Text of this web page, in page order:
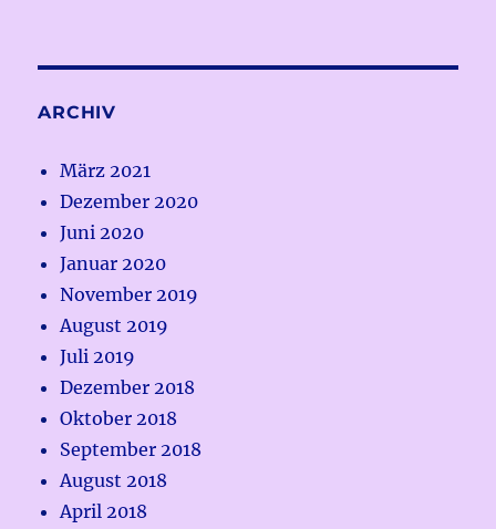
ARCHIV
März 2021
Dezember 2020
Juni 2020
Januar 2020
November 2019
August 2019
Juli 2019
Dezember 2018
Oktober 2018
September 2018
August 2018
April 2018